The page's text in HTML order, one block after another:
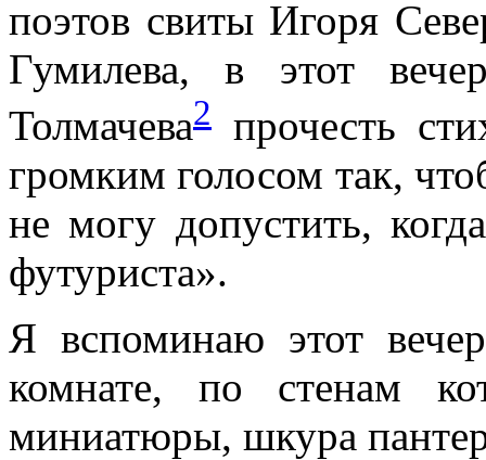
поэтов свиты Игоря
Гумилева, в этот
Толмачева2
прочесть
громким голосом так,
не могу допустить,
футуриста».
Я вспоминаю этот
комнате, по стенам
миниатюры, шкура